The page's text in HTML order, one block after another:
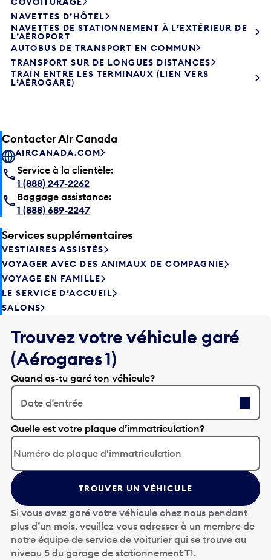
NAVETTES D’HÔTEL
NAVETTES DE STATIONNEMENT À L’EXTÉRIEUR DE
L’AÉROPORT
AUTOBUS DE TRANSPORT EN COMMUN
TRANSPORT SUR DE LONGUES DISTANCES
TRAIN ENTRE LES TERMINAUX (LIEN VERS
L’AÉROGARE)
Contacter Air Canada
AIRCANADA.COM
Service à la clientèle:
1 (888) 247-2262
Baggage assistance:
1 (888) 689-2247
Services supplémentaires
VESTIAIRES ASSISTÉS
VOYAGER AVEC DES ANIMAUX DE COMPAGNIE
VOYAGE EN FAMILLE
LE SERVICE D’ACCUEIL
SALONS
Trouvez votre véhicule garé
(Aérogares 1)
Quand as-tu garé ton véhicule?
Date d’entrée
A
p
p
u
y
e
z
s
u
r
Quelle est votre plaque d’immatriculation?
TROUVER UN VÉHICULE
Si vous avez garé votre véhicule chez nous pendant
plus d’un mois, veuillez vous adresser à un membre de
notre équipe de service de voiturier qui se trouve au
niveau 5 du garage de stationnement T1.